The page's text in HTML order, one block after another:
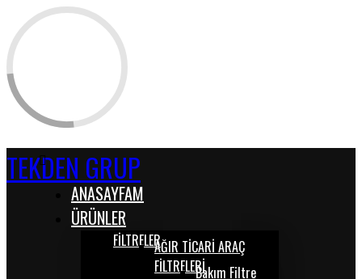
TEKDEN GRUP
ANASAYFAM
ÜRÜNLER
FİLTRELERAĞIR TİCARİ ARAÇ
FİLTRELERİBakım Filtre